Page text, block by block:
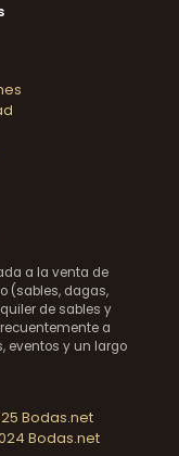
a la venta de
(sables, dagas,
de sables y
a
eventos y un largo